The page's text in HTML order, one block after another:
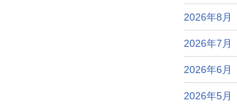
2026年8月
2026年7月
2026年6月
2026年5月